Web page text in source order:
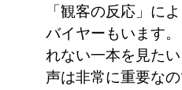
「観客の反応」に
バイヤーもいます
れない一本を見た
声は非常に重要なの